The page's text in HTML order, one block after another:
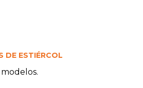
DE ESTIÉRCOL